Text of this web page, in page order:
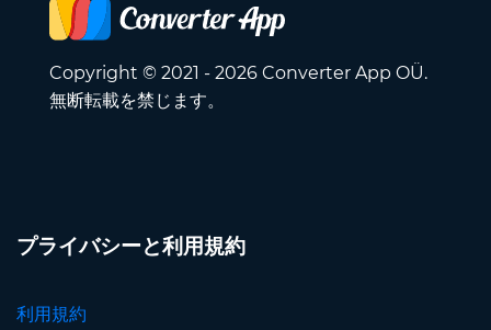
Copyright © 2021 - 2026 Converter App OÜ.
無断転載を禁じます。
プライバシーと利用規約
利用規約